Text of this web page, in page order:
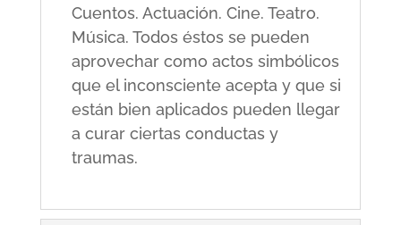
Cuentos. Actuación. Cine. Teatro.
Música. Todos éstos se pueden
aprovechar como actos simbólicos
que el inconsciente acepta y que si
están bien aplicados pueden llegar
a curar ciertas conductas y
traumas.